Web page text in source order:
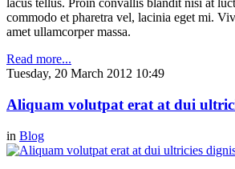
lacus tellus. Proin convallis blandit nisi at
commodo et pharetra vel, lacinia eget mi.
amet ullamcorper massa.
Read more...
Tuesday, 20 March 2012 10:49
Aliquam volutpat erat at dui
in Blog